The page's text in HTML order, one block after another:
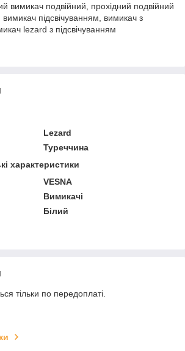
вимикач подвійний, прохідний подвійний
підсвічуванням, вимикач з
lezard з підсвічуванням
Lezard
Туреччина
характеристики
VESNA
Вимикачі
Білий
тільки по передоплаті.